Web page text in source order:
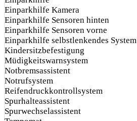
Einparkhilfe Kamera
Einparkhilfe Sensoren hinten
Einparkhilfe Sensoren vorne
Einparkhilfe selbstlenkendes System
Kindersitzbefestigung
Müdigkeitswarnsystem
Notbremsassistent
Notrufsystem
Reifendruckkontrollsystem
Spurhalteassistent
Spurwechselassistent